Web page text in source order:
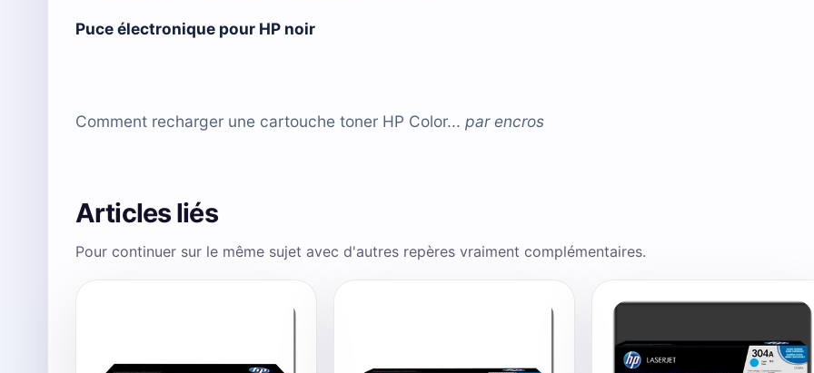
Puce électronique pour HP noir
Comment recharger une cartouche toner HP Color... parencros
Articles liés
Pour continuer sur le même sujet avec d'autres repères vraiment complémentaires.